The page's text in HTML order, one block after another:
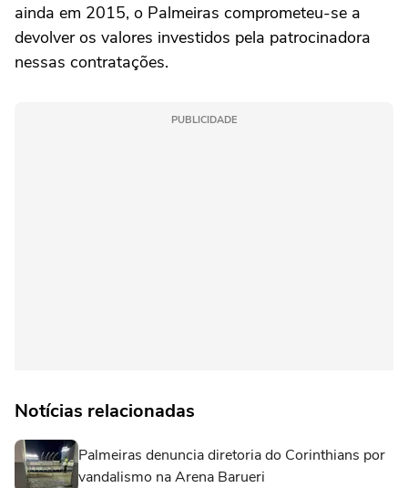
ainda em 2015, o Palmeiras comprometeu-se a
devolver os valores investidos pela patrocinadora
nessas contratações.
PUBLICIDADE
Notícias relacionadas
Palmeiras denuncia diretoria do Corinthians por
vandalismo na Arena Barueri